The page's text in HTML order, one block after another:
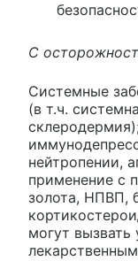
С
Системные
(в т.ч.
нейтропении,
применение с
золота, НПВП,
могут вызвать